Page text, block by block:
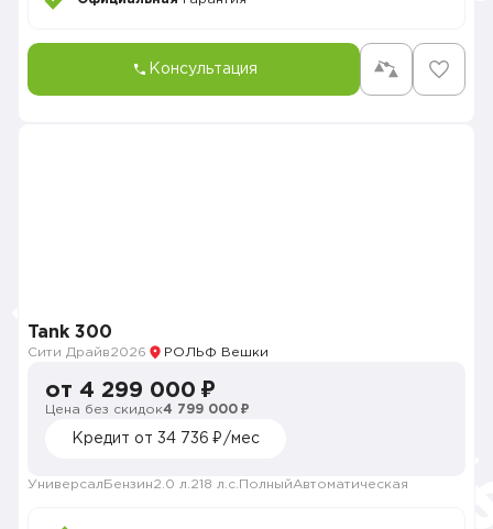
Консультация
Tank 300
Сити Драйв2026 РОЛЬФ Вешки
от 4 299 000 ₽
Цена без скидок4 799 000 ₽
Кредит от 34 736 ₽/мес
Универсал Бензин2.0 л. 218 л.с. ПолныйАвтоматическая